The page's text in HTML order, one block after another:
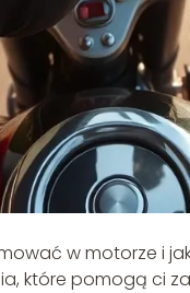
w motorze i
które pomogą ci